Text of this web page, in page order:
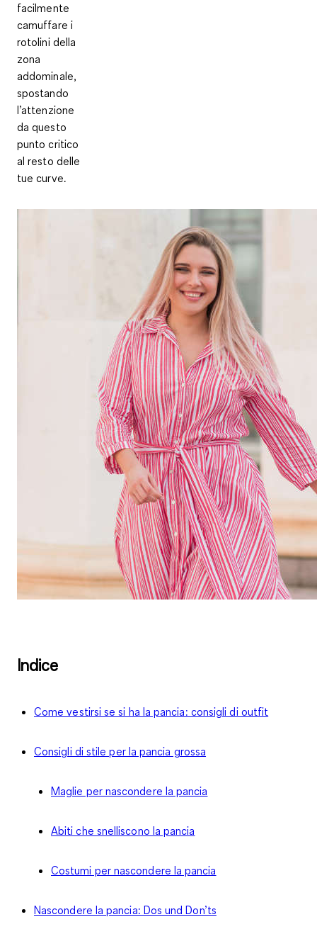
facilmente
camuffare i
rotolini della
zona
addominale,
spostando
l’attenzione
da questo
punto critico
al resto delle
tue curve.
Indice
Come vestirsi se si ha la pancia: consigli di outfit
Consigli di stile per la pancia grossa
Maglie per nascondere la pancia
Abiti che snelliscono la pancia
Costumi per nascondere la pancia
Nascondere la pancia: Dos und Don’ts